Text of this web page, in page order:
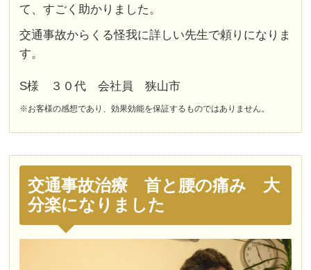
て、すごく助かりました。
交通事故からくる怪我に詳しい先生で頼りになりま
す。
S様 ３０代 会社員 狭山市
※お客様の感想であり、効果効能を保証するものではありません。
交通事故治療 首と腰の痛み 大
分楽になりました